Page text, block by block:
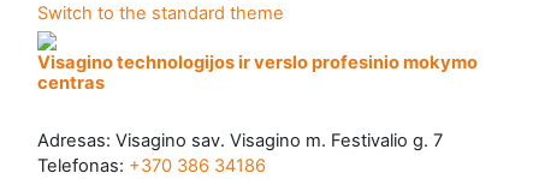
Switch to the standard theme
Visagino technologijos ir verslo profesinio mokymo
centras
Adresas: Visagino sav. Visagino m. Festivalio g. 7
Telefonas: +370 386 34186